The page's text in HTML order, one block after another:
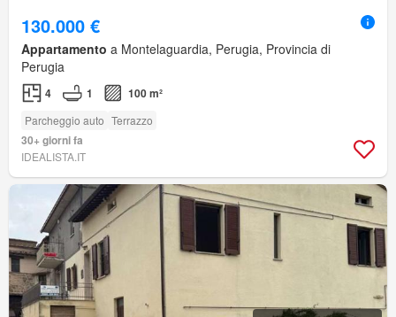
130.000 €
Appartamento a Montelaguardia, Perugia, Provincia di
Perugia
4 1 100 m²
Parcheggio auto Terrazzo
30+ giorni fa
IDEALISTA.IT